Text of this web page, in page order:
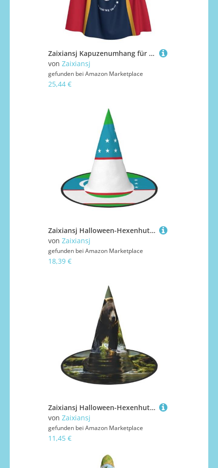
Zaixiansj Kapuzenumhang für Erwachsene, für Halloween, Party, Cosplay, Mississippi Staatsflagge, Druck, Kapuzenmantel, Kostüm, Umhang, Zubehör
von Zaixiansj
gefunden bei Amazon Marketplace
25,44 €
Zaixiansj Halloween-Hexenhut, usbekische Flagge, Kopfbedeckung, Erwachsene, gruseliger Hut, Festival-Kopfbedeckung
von Zaixiansj
gefunden bei Amazon Marketplace
18,39 €
Zaixiansj Halloween-Hexenhut, brauner Bären-Druck, Kostüm, Kopfbedeckung, Erwachsene, gruseliger Hut, Festival-Kopfbedeckung
von Zaixiansj
gefunden bei Amazon Marketplace
11,45 €